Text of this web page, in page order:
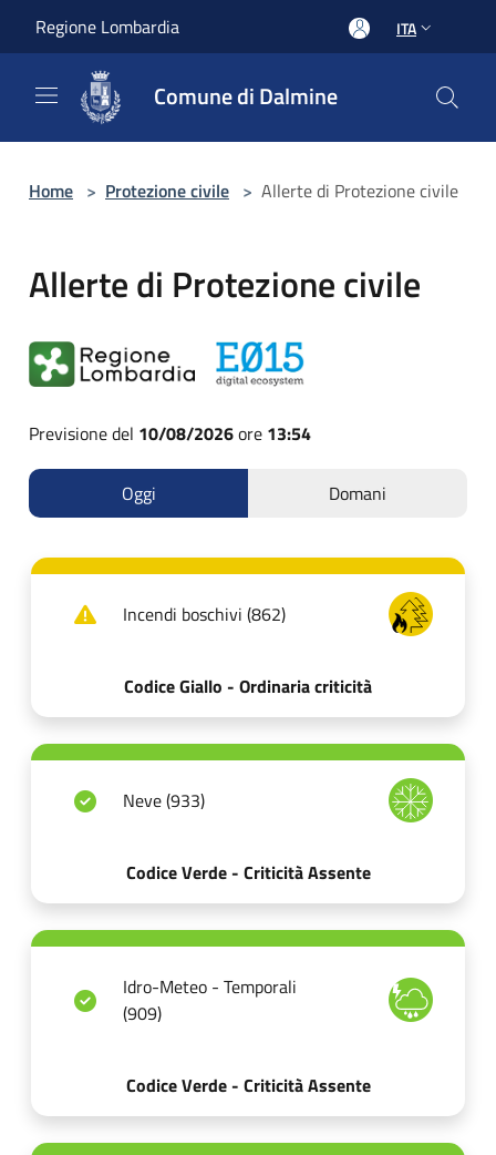
Regione Lombardia ITA
Comune di Dalmine
Home > Protezione civile > Allerte di Protezione civile
Allerte di Protezione civile
Previsione del 10/08/2026ore 13:54
Oggi Domani
Incendi boschivi (862)
Codice Giallo - Ordinaria criticità
Neve (933)
Codice Verde - Criticità Assente
Idro-Meteo - Temporali
(909)
Codice Verde - Criticità Assente